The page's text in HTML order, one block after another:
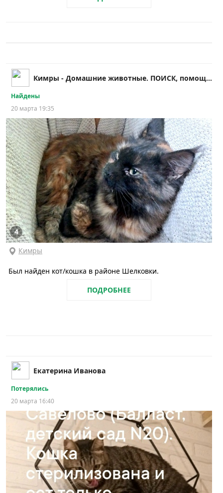
Кимры - Домашние животные. ПОИСК, помощь и др.!!
Найдены
20 марта 19:35
4
Кимры
Был найден кот/кошка в районе Шелковки.
ПОДРОБНЕЕ
Екатерина Иванова
Потерялись
20 марта 16:40